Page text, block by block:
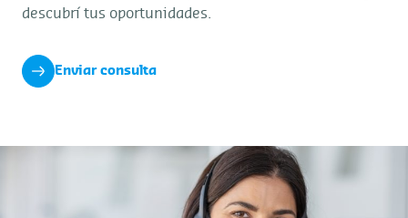
descubrí tus oportunidades.
Enviar consulta